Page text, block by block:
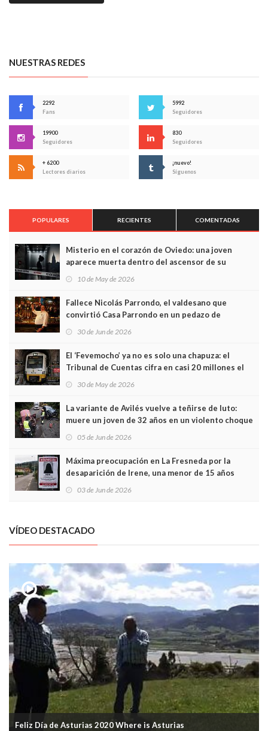
NUESTRAS REDES
2292
Fans
5992
Seguidores
19900
Seguidores
830
Seguidores
+ 6200
Lectores diarios
¡nuevo!
Síguenos
POPULARES RECIENTES COMENTADAS
Misterio en el corazón de Oviedo: una joven
aparece muerta dentro del ascensor de su
edificio y las cámaras captan sus últimos minutos
10 de May de 2026
Fallece Nicolás Parrondo, el valdesano que
convirtió Casa Parrondo en un pedazo de
Asturias en Madrid
30 de Jun de 2026
El ‘Fevemocho’ ya no es solo una chapuza: el
Tribunal de Cuentas cifra en casi 20 millones el
sobrecoste de los trenes que no cabían por los
30 de May de 2026
La variante de Avilés vuelve a teñirse de luto:
muere un joven de 32 años en un violento choque
frontal
05 de Jun de 2026
Máxima preocupación en La Fresneda por la
desaparición de Irene, una menor de 15 años
03 de Jun de 2026
VÍDEO DESTACADO
Feliz Día de Asturias 2020 Where is Asturias